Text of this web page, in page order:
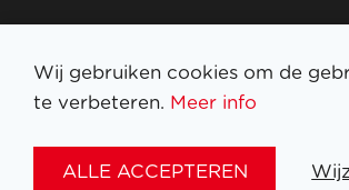
Inschrijven op nieuwsbrief
Wij gebruiken cookies om de
te verbeteren. Meer info
ALLE ACCEPTEREN